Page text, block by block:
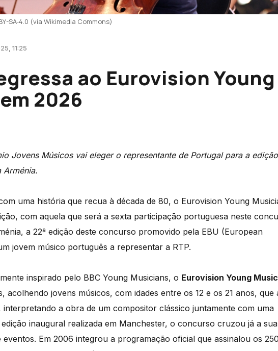
SA-4.0 (via Wikimedia Commons)
11:25
ao Eurovision Young
2026
Jovens Músicos vai eleger o representante de Portugal para a
Arménia.
uma história que recua à década de 80, o Eurovision Young
com aquela que será a sexta participação portuguesa neste
a 22ª edição deste concurso promovido pela EBU (European
jovem músico português a representar a RTP.
inspirado pelo BBC Young Musicians, o Eurovision Young
acolhendo jovens músicos, com idades entre os 12 e os 21 anos, que
interpretando a obra de um compositor clássico juntamente com uma
inaugural realizada em Manchester, o concurso cruzou já a
Em 2006 integrou a programação oficial que assinalou os